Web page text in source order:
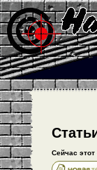
Сейчас